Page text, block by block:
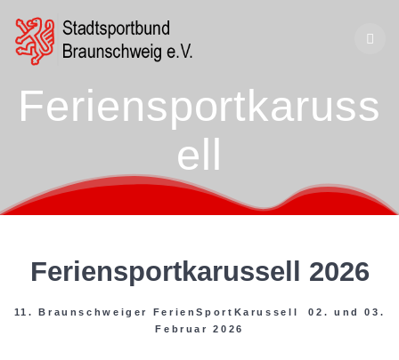
Feriensportkaruss
ell
Feriensportkarussell 2026
11. Braunschweiger FerienSportKarussell 02. und 03.
Februar 2026